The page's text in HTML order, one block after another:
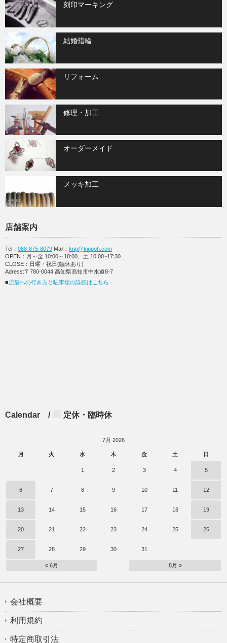
刻印マーキング
結婚指輪
リフォーム
修理・加工
オーダーメイド
メッキ加工
店舗案内
Tel： 088-875-8079 Mail： knp@kinpoh.com
OPEN：月～金 10:00～18:00、土 10:00~17:30
CLOSE：日曜・祝日(臨休あり)
Adress:〒780-0044 高知県高知市中水道8-7
■店舗への行き方と駐車場の詳細はこちら
Calendar / 定休・臨時休
7月 2026
月 火 水 木 金 土 日
1 2 3 4 5
6 7 8 9 10 11 12
13 14 15 16 17 18 19
20 21 22 23 24 25 26
27 28 29 30 31
« 6月 8月 »
会社概要
利用規約
特定商取引法